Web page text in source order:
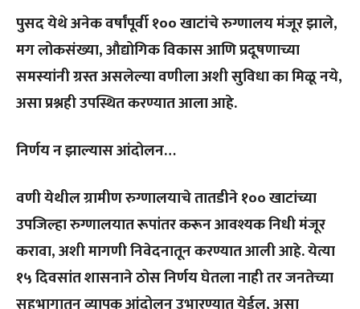
पुसद येथे अनेक वर्षांपूर्वी १०० खाटांचे रुग्णालय मंजूर झाले,
मग लोकसंख्या, औद्योगिक विकास आणि प्रदूषणाच्या
समस्यांनी ग्रस्त असलेल्या वणीला अशी सुविधा का मिळू नये,
असा प्रश्नही उपस्थित करण्यात आला आहे.
निर्णय न झाल्यास आंदोलन…
वणी येथील ग्रामीण रुग्णालयाचे तातडीने १०० खाटांच्या
उपजिल्हा रुग्णालयात रूपांतर करून आवश्यक निधी मंजूर
करावा, अशी मागणी निवेदनातून करण्यात आली आहे. येत्या
१५ दिवसांत शासनाने ठोस निर्णय घेतला नाही तर जनतेच्या